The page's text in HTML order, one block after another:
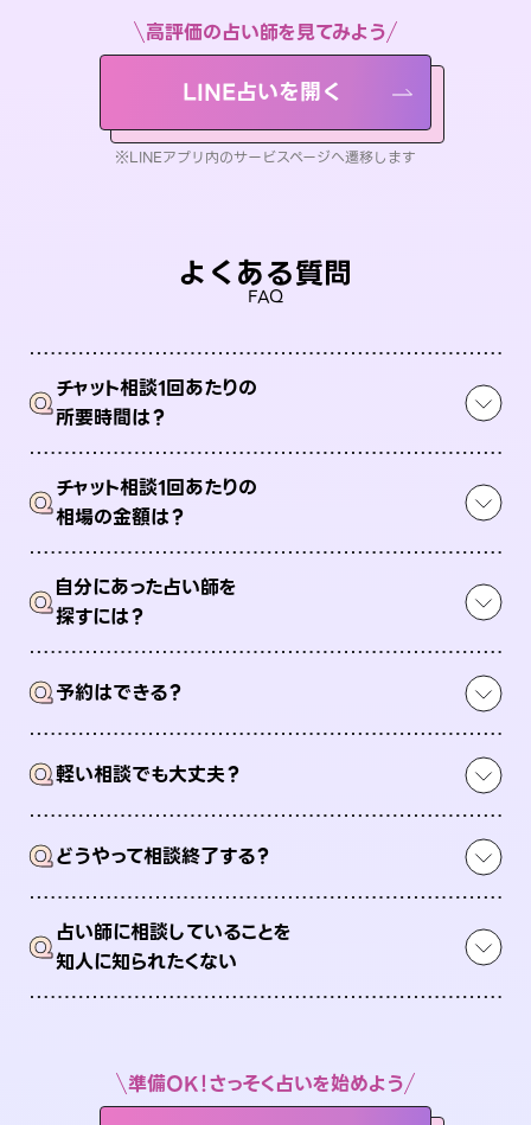
高評価の占い師を見てみよう
LINE占いを開く
※LINEアプリ内のサービスページへ遷移します
よくある質問
FAQ
Qチャット相談1回あたりの
所要時間は？
Qチャット相談1回あたりの
相場の金額は？
Q自分にあった占い師を
探すには？
Q予約はできる？
Q軽い相談でも大丈夫？
Qどうやって相談終了する？
Q占い師に相談していることを
知人に知られたくない
準備OK！さっそく占いを始めよう